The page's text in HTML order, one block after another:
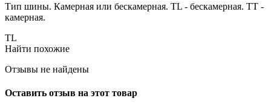
Тип шины. Камерная или бескамерная. TL - бескамерная. TT -
камерная.
TL
Найти похожие
Отзывы не найдены
Оставить отзыв на этот товар